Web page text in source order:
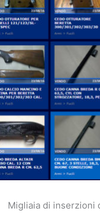
Migliaia di inserzioni